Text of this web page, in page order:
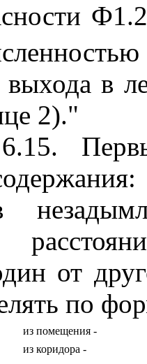
выхода в
2)."
от
по
из помещения -
из коридора -